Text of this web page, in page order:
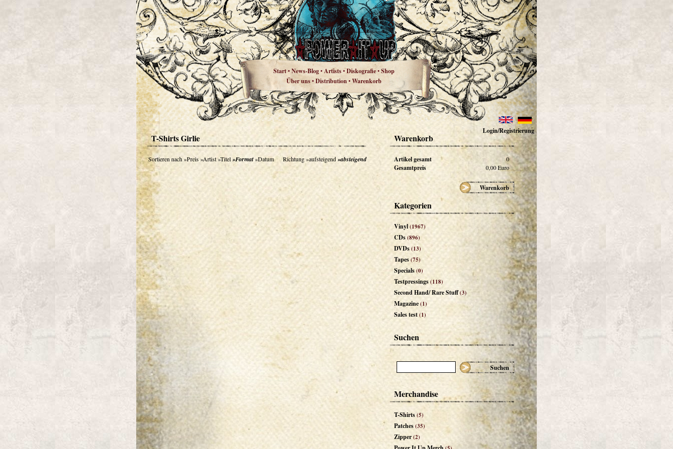
Start•News-Blog•Artists•Diskografie•Shop
Über uns•Distribution•Warenkorb
Login/Registrierung
T-Shirts Girlie
Sortieren nach»Preis»Artist»Titel»Format»Datum Richtung»aufsteigend»absteigend
Warenkorb
Artikel gesamt 0
Gesamtpreis 0,00Euro
Warenkorb
Kategorien
Vinyl(1967)
CDs(896)
DVDs(13)
Tapes(75)
Specials(0)
Testpressings(118)
Second Hand/ Rare Stuff(3)
Magazine(1)
Sales test(1)
Suchen
Suchen
Merchandise
T-Shirts(5)
Patches(35)
Zipper(2)